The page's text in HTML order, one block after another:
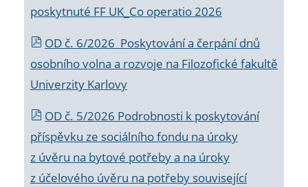
poskytnuté FF UK_Co operatio 2026
OD č. 6/2026 Poskytování a čerpání dnů
osobního volna a rozvoje na Filozofické fakultě
Univerzity Karlovy
OD č. 5/2026 Podrobnosti k poskytování
příspěvku ze sociálního fondu na úroky
z úvěru na bytové potřeby a na úroky
z účelového úvěru na potřeby související